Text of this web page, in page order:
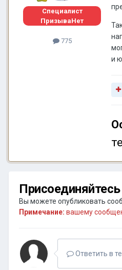
Специалист
ПризываНет
775
и
Вы можете опубликовать
Примечание: вашему
Ответить в